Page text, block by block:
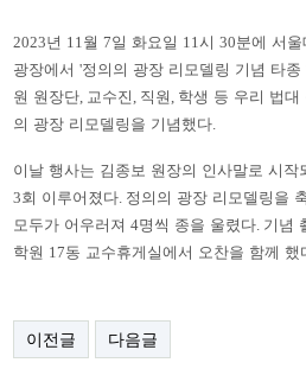
2023년 11월 7일 화요일 11시 30분에 서
광장에서 '정의의 광장 리모델링 기념 타종
원 원장단, 교수진 , 직원 , 학생 등 우리 법대
의 광장 리모델링을 기념했다.
이날 행사는 김종보 원장의 인사말로 시작
3회 이루어졌다. 정의의 광장 리모델링을
모두가 어우러져 4명씩 종을 울렸다. 기념
학원 17동 교수휴게실에서 오찬을 함께 했
이전글 다음글